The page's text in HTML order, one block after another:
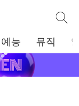
통합
능 뮤직